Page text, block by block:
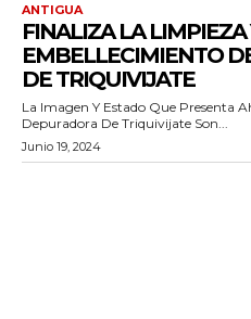
ANTIGUA
FINALIZA LA LIMPIEZA
EMBELLECIMIENTO
DE TRIQUIVIJATE
La Imagen Y Estado Que Presenta
Depuradora De Triquivijate Son...
Junio 19, 2024